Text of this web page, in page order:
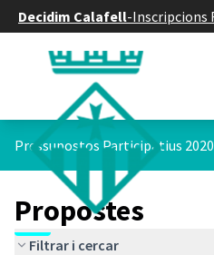
Decidim Calafell-Inscripcions
Pressupostos Participatius 2020
Propostes
Filtrar i cercar